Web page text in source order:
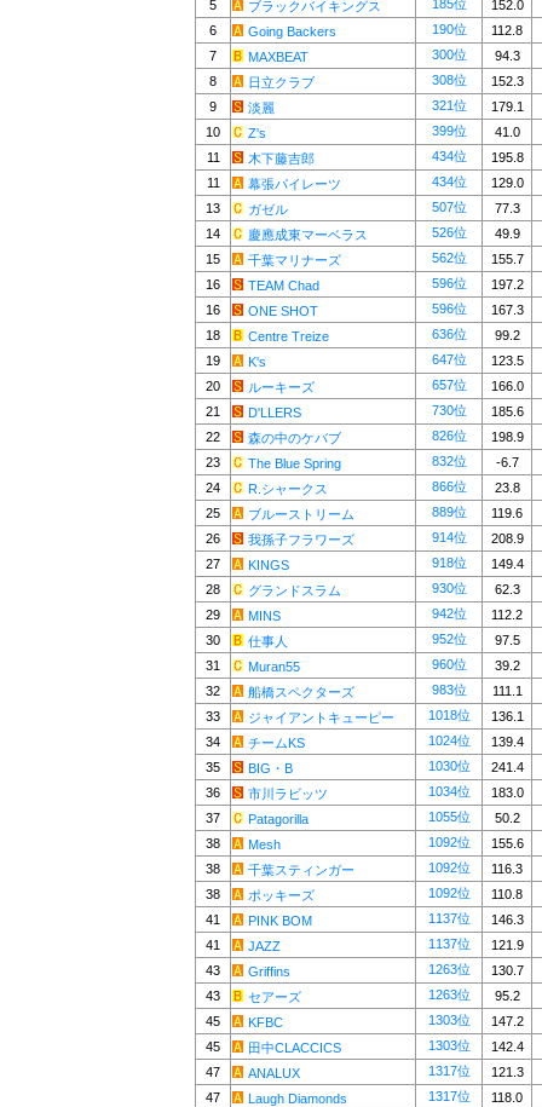
5
ブラックバイキングス 185位
152.0
6
Going Backers 190位
112.8
7
MAXBEAT 300位
94.3
8
日立クラブ 308位
152.3
9
淡麗 321位
179.1
10
Z's 399位
41.0
11
木下藤吉郎 434位
195.8
11
幕張パイレーツ 434位
129.0
13
ガゼル 507位
77.3
14
慶應成東マーベラス 526位
49.9
15
千葉マリナーズ 562位
155.7
16
TEAM Chad 596位
197.2
16
ONE SHOT 596位
167.3
18
Centre Treize 636位
99.2
19
K's 647位
123.5
20
ルーキーズ 657位
166.0
21
D'LLERS 730位
185.6
22
森の中のケバブ 826位
198.9
23
The Blue Spring 832位
-6.7
24
R.シャークス 866位
23.8
25
ブルーストリーム 889位
119.6
26
我孫子フラワーズ 914位
208.9
27
KINGS 918位
149.4
28
グランドスラム 930位
62.3
29
MINS 942位
112.2
30
仕事人 952位
97.5
31
Muran55 960位
39.2
32
船橋スペクターズ 983位
111.1
33
ジャイアントキューピー 1018位
136.1
34
チームKS 1024位
139.4
35
BIG・B 1030位
241.4
36
市川ラビッツ 1034位
183.0
37
Patagorilla 1055位
50.2
38
Mesh 1092位
155.6
38
千葉スティンガー 1092位
116.3
38
ポッキーズ 1092位
110.8
41
PINK BOM 1137位
146.3
41
JAZZ 1137位
121.9
43
Griffins 1263位
130.7
43
セアーズ 1263位
95.2
45
KFBC 1303位
147.2
45
田中CLACCICS 1303位
142.4
47
ANALUX 1317位
121.3
47
Laugh Diamonds 1317位
118.0